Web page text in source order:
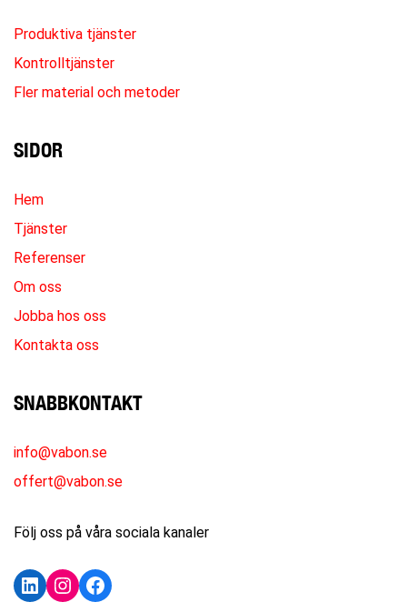
Produktiva tjänster
Kontrolltjänster
Fler material och metoder
SIDOR
Hem
Tjänster
Referenser
Om oss
Jobba hos oss
Kontakta oss
SNABBKONTAKT
info@vabon.se
offert@vabon.se
Följ oss på våra sociala kanaler
LinkedIn
Instagram
Facebook